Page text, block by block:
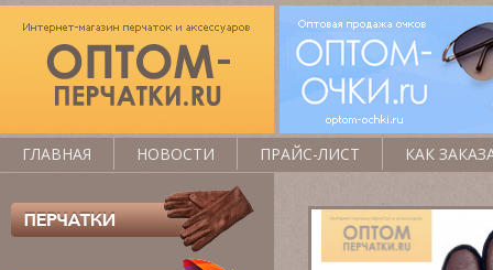
ГЛАВНАЯ НОВОСТИ ПРАЙС-ЛИСТ КАК